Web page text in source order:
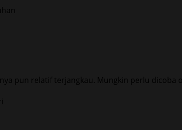
pun relatif terjangkau. Mungkin perlu dicoba